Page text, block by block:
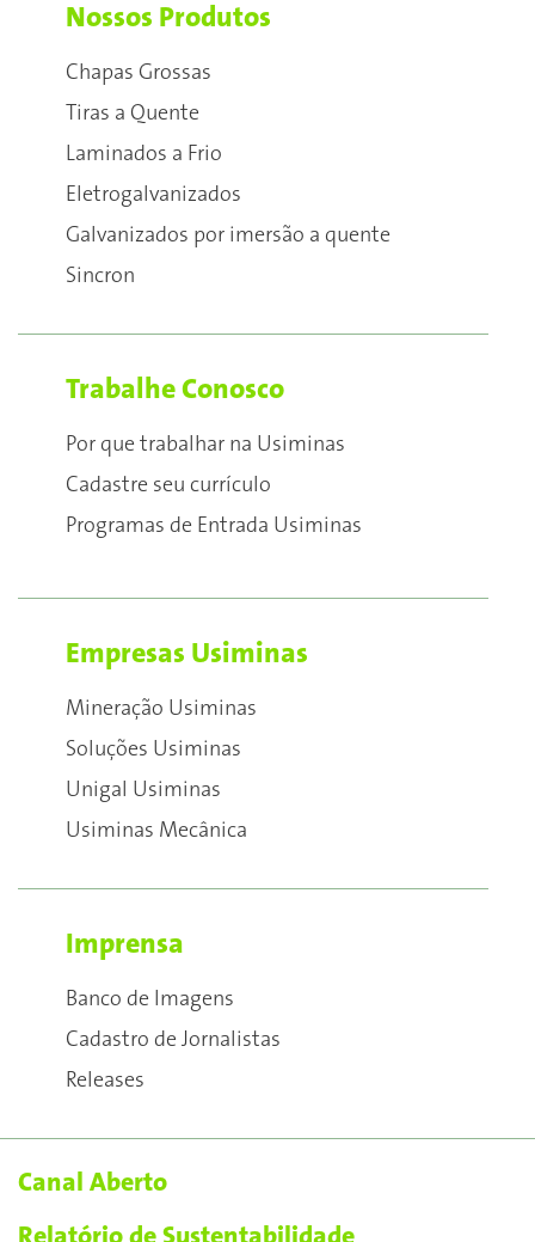
Nossos Produtos
Chapas Grossas
Tiras a Quente
Laminados a Frio
Eletrogalvanizados
Galvanizados por imersão a quente
Sincron
Trabalhe Conosco
Por que trabalhar na Usiminas
Cadastre seu currículo
Programas de Entrada Usiminas
Empresas Usiminas
Mineração Usiminas
Soluções Usiminas
Unigal Usiminas
Usiminas Mecânica
Imprensa
Banco de Imagens
Cadastro de Jornalistas
Releases
Canal Aberto
Relatório de Sustentabilidade